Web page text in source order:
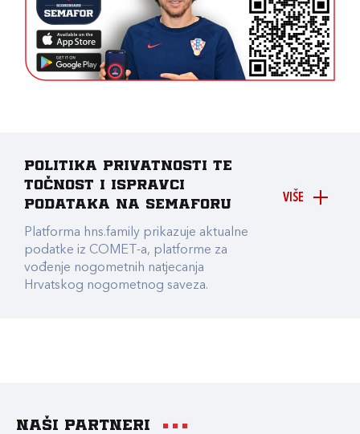
VIŠE
Politika privatnosti te
točnost i ispravci
podataka na Semaforu
Platforma hns.family prikazuje aktualne
podatke iz COMET-a, platforme za
vođenje nogometnih natjecanja
Hrvatskog nogometnog saveza.
Naši partneri